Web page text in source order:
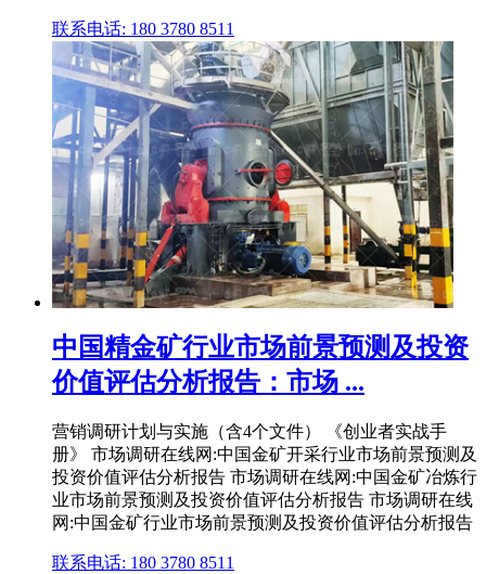
联系电话: 180 3780 8511
中国精金矿行业市场前景预测及投资
价值评估分析报告：市场 ...
营销调研计划与实施（含4个文件） 《创业者实战手
册》 市场调研在线网:中国金矿开采行业市场前景预测及
投资价值评估分析报告 市场调研在线网:中国金矿冶炼行
业市场前景预测及投资价值评估分析报告 市场调研在线
网:中国金矿行业市场前景预测及投资价值评估分析报告
联系电话: 180 3780 8511